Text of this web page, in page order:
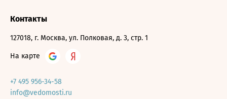
Контакты
127018, г. Москва, ул. Полковая, д. 3, стр. 1
На карте
+7 495 956-34-58
info@vedomosti.ru